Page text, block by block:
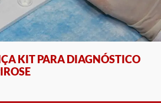
KIT PARA DIAGNÓSTICO